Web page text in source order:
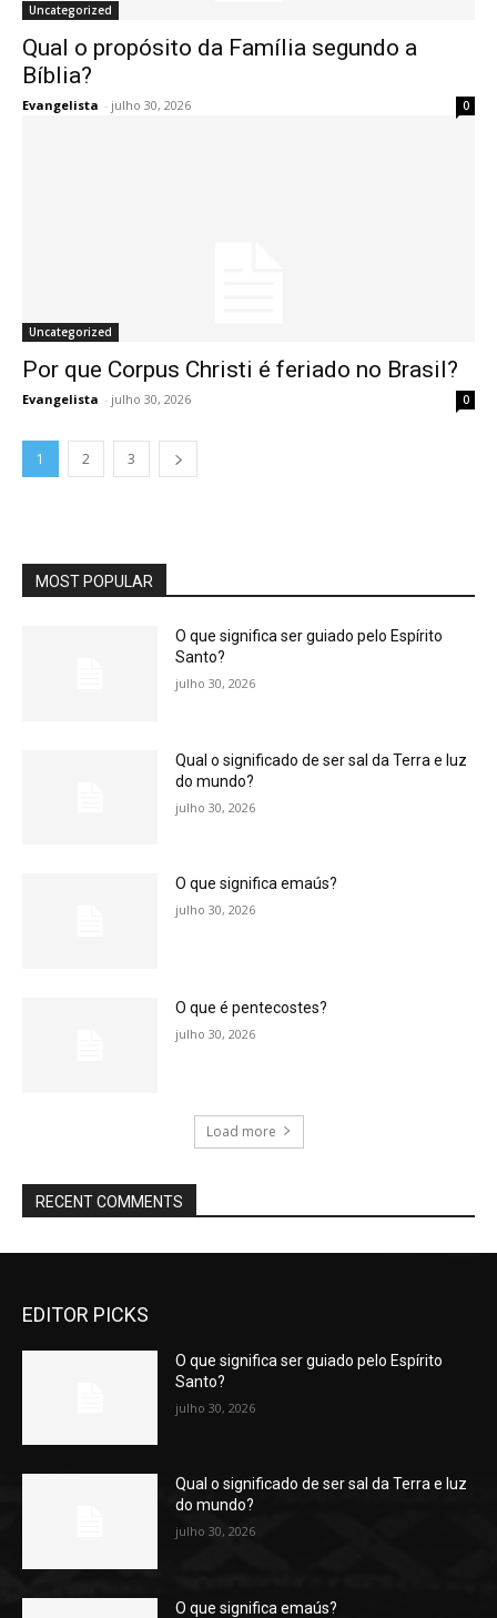
Uncategorized
Qual o propósito da Família segundo a
Bíblia?
Evangelista - julho 30, 2026 0
Uncategorized
Por que Corpus Christi é feriado no Brasil?
Evangelista - julho 30, 2026 0
1 2 3
MOST POPULAR
O que significa ser guiado pelo Espírito
Santo?
julho 30, 2026
Qual o significado de ser sal da Terra e luz
do mundo?
julho 30, 2026
O que significa emaús?
julho 30, 2026
O que é pentecostes?
julho 30, 2026
Load more
RECENT COMMENTS
EDITOR PICKS
O que significa ser guiado pelo Espírito
Santo?
julho 30, 2026
Qual o significado de ser sal da Terra e luz
do mundo?
julho 30, 2026
O que significa emaús?